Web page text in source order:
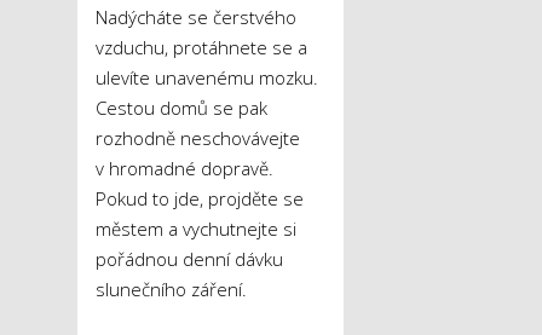
Nadýcháte se čerstvého
vzduchu, protáhnete se a
ulevíte unavenému mozku.
Cestou domů se pak
rozhodně neschovávejte
v hromadné dopravě.
Pokud to jde, projděte se
městem a vychutnejte si
pořádnou denní dávku
slunečního záření.